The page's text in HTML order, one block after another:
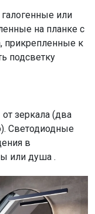
галогенные или
на планке с
прикрепленные к
подсветку
зеркала (два
Светодиодные
в
или душа .